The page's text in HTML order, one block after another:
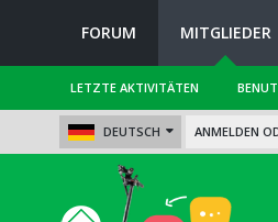
FORUM MITGLIEDER
LETZTE AKTIVITÄTEN
DEUTSCH ANMELDEN